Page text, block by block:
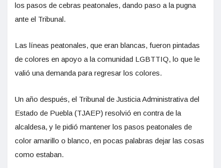
los pasos de cebras peatonales, dando paso a la pugna
ante el Tribunal.
Las líneas peatonales, que eran blancas, fueron pintadas
de colores en apoyo a la comunidad LGBTTIQ, lo que le
valió una demanda para regresar los colores.
Un año después, el Tribunal de Justicia Administrativa del
Estado de Puebla (TJAEP) resolvió en contra de la
alcaldesa, y le pidió mantener los pasos peatonales de
color amarillo o blanco, en pocas palabras dejar las cosas
como estaban.